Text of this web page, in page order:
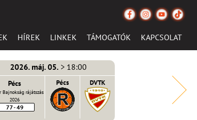
HÍREK LINKEK TÁMOGATÓK KAPCSOLAT
2026. máj. 05. > 18:00
Pécs
Bajnokság rájátszás
2026
77 - 49
Pécs DVTK